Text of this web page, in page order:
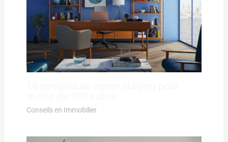
Conseils en Immobilier